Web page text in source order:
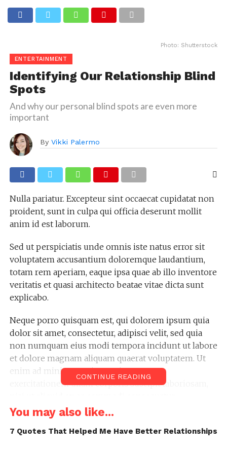
Photo: Shutterstock
ENTERTAINMENT
Identifying Our Relationship Blind
Spots
And why our personal blind spots are even more
important
By Vikki Palermo
Nulla pariatur. Excepteur sint occaecat cupidatat non
proident, sunt in culpa qui officia deserunt mollit
anim id est laborum.
Sed ut perspiciatis unde omnis iste natus error sit
voluptatem accusantium doloremque laudantium,
totam rem aperiam, eaque ipsa quae ab illo inventore
veritatis et quasi architecto beatae vitae dicta sunt
explicabo.
Neque porro quisquam est, qui dolorem ipsum quia
dolor sit amet, consectetur, adipisci velit, sed quia
non numquam eius modi tempora incidunt ut labore
et dolore magnam aliquam quaerat voluptatem. Ut
enim ad minima veniam, quis nostrum
exercitationem ullam corporis suscipit laboriosam,
“Duis aute irure dolor in
CONTINUE READING
You may also like...
7 Quotes That Helped Me Have Better Relationships